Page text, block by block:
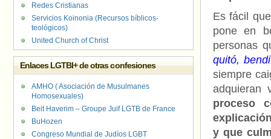
Es fácil
pone en
personas
quitó,
siempre
adquieran
proceso
y que
Redes Cristianas
Servicios Koinonia (Recursos bíblicos-
teológicos)
United Church of Christ
Enlaces LGTBI+ de otras confesiones
AMHO ( Asociación de Musulmanes
Homosexuales)
Beit Haverim – Groupe Juif LGTB de France
BuHozen
Congreso Mundial de Judíos LGBT